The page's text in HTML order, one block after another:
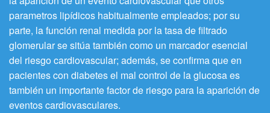
parametros lipídicos habitualmente empleados; por su
parte, la función renal medida por la tasa de filtrado
glomerular se sitúa también como un marcador esencial
del riesgo cardiovascular; además, se confirma que en
pacientes con diabetes el mal control de la glucosa es
también un importante factor de riesgo para la aparición de
eventos cardiovasculares.